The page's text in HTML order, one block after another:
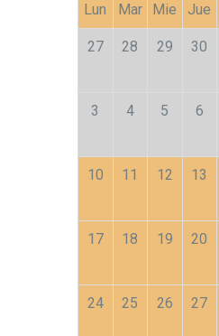
Lun Mar Mie Jue
27 28 29 30
3 4 5 6
10 11 12 13
17 18 19 20
24 25 26 27